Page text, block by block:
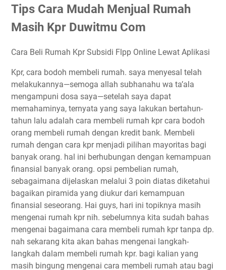
Tips Cara Mudah Menjual Rumah
Masih Kpr Duwitmu Com
Cara Beli Rumah Kpr Subsidi Flpp Online Lewat Aplikasi
Kpr, cara bodoh membeli rumah. saya menyesal telah
melakukannya—semoga allah subhanahu wa ta’ala
mengampuni dosa saya—setelah saya dapat
memahaminya, ternyata yang saya lakukan bertahun-
tahun lalu adalah cara membeli rumah kpr cara bodoh
orang membeli rumah dengan kredit bank. Membeli
rumah dengan cara kpr menjadi pilihan mayoritas bagi
banyak orang. hal ini berhubungan dengan kemampuan
finansial banyak orang. opsi pembelian rumah,
sebagaimana dijelaskan melalui 3 poin diatas diketahui
bagaikan piramida yang diukur dari kemampuan
finansial seseorang. Hai guys, hari ini topiknya masih
mengenai rumah kpr nih. sebelumnya kita sudah bahas
mengenai bagaimana cara membeli rumah kpr tanpa dp.
nah sekarang kita akan bahas mengenai langkah-
langkah dalam membeli rumah kpr. bagi kalian yang
masih bingung mengenai cara membeli rumah atau bagi